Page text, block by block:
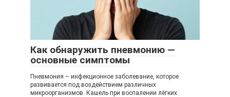
Как обнаружить пневмонию —
основные симптомы
Пневмония – инфекционное заболевание, которое
развивается под воздействием различных
микроорганизмов. Кашель при воспалении лёгких